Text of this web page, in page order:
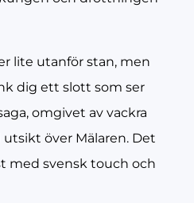
lite utanför stan, men
dig ett slott som ser
omgivet av vackra
över Mälaren. Det
med svensk touch och